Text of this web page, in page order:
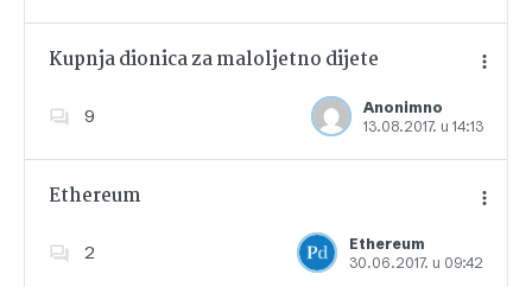
Kupnja dionica za maloljetno dijete
9
Anonimno
13.08.2017. u 14:13
Dodajte u favorite
Ethereum
2
Ethereum
30.06.2017. u 09:42
Dodajte u favorite